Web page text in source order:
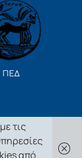
ΠΕΔ
τις
από